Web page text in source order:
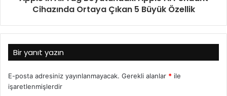
Cihazında Ortaya Çıkan 5 Büyük Özellik
Bir yanıt yazın
E-posta adresiniz yayınlanmayacak. Gerekli alanlar * ile
işaretlenmişlerdir